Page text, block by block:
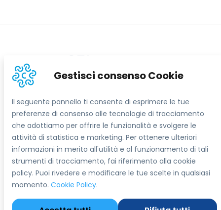
Informazioni sul sito
Contatti
Segreteria Tecnica del Progetto SEI
info@sostegnoexport.it
Seguici su